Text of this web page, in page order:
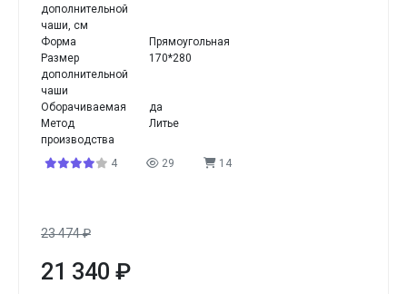
дополнительной
чаши, см
Форма
Прямоугольная
Размер
дополнительной
чаши
170*280
Оборачиваемая
да
Метод
производства
Литье
4 29 14
23 474₽
21 340 ₽